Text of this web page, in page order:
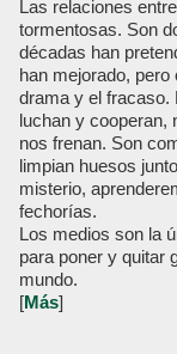
Las relaciones
tormentosas. Son
décadas han
han mejorado,
drama y el fracaso.
luchan y cooperan,
nos frenan. Son
limpian huesos
misterio,
fechorías.
Los medios son la
para poner y quitar
mundo.
[Más]